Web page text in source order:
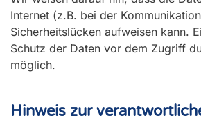
Internet (z.B. bei der
Sicherheitslücken aufweisen kann.
Schutz der Daten vor dem Zugriff
möglich.
Hinweis zur